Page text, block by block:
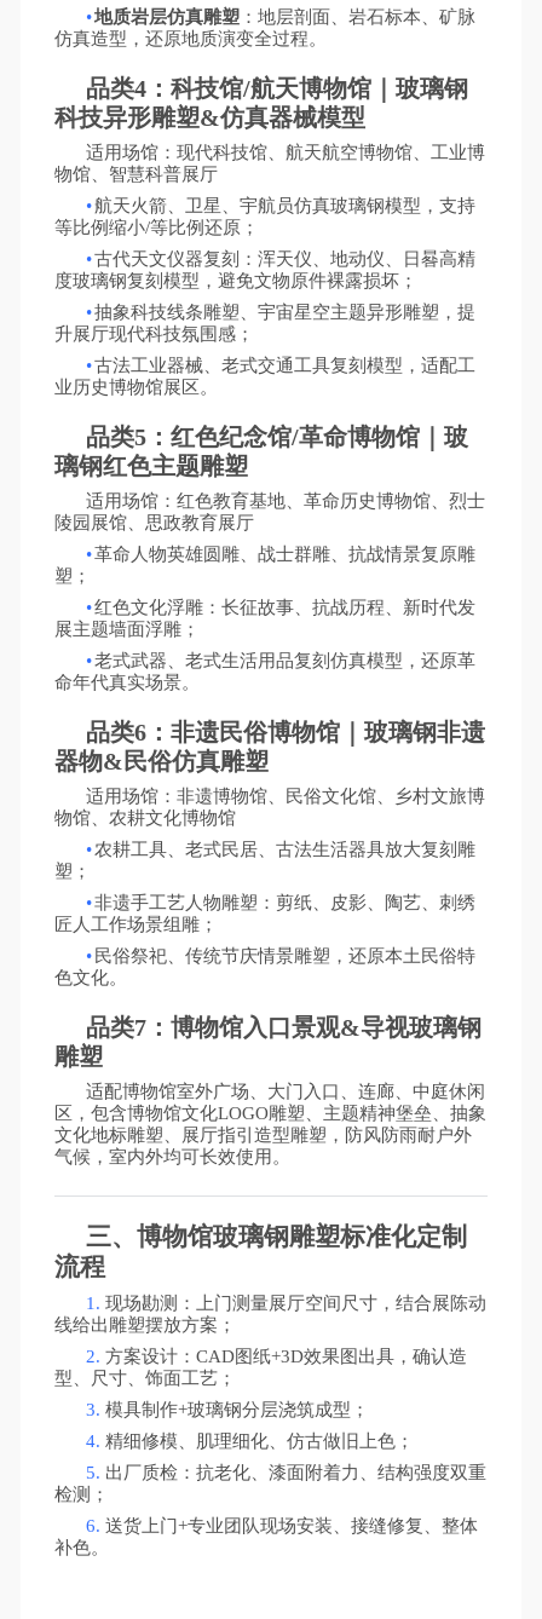
•地质岩层仿真雕塑：地层剖面、岩石标本、矿脉
仿真造型，还原地质演变全过程。
品类4：科技馆/航天博物馆｜玻璃钢
科技异形雕塑&仿真器械模型
适用场馆：现代科技馆、航天航空博物馆、工业博
物馆、智慧科普展厅
•航天火箭、卫星、宇航员仿真玻璃钢模型，支持
等比例缩小/等比例还原；
•古代天文仪器复刻：浑天仪、地动仪、日晷高精
度玻璃钢复刻模型，避免文物原件裸露损坏；
•抽象科技线条雕塑、宇宙星空主题异形雕塑，提
升展厅现代科技氛围感；
•古法工业器械、老式交通工具复刻模型，适配工
业历史博物馆展区。
品类5：红色纪念馆/革命博物馆｜玻
璃钢红色主题雕塑
适用场馆：红色教育基地、革命历史博物馆、烈士
陵园展馆、思政教育展厅
•革命人物英雄圆雕、战士群雕、抗战情景复原雕
塑；
•红色文化浮雕：长征故事、抗战历程、新时代发
展主题墙面浮雕；
•老式武器、老式生活用品复刻仿真模型，还原革
命年代真实场景。
品类6：非遗民俗博物馆｜玻璃钢非遗
器物&民俗仿真雕塑
适用场馆：非遗博物馆、民俗文化馆、乡村文旅博
物馆、农耕文化博物馆
•农耕工具、老式民居、古法生活器具放大复刻雕
塑；
•非遗手工艺人物雕塑：剪纸、皮影、陶艺、刺绣
匠人工作场景组雕；
• 民俗祭祀、传统节庆情景雕塑，还原本土民俗特
色文化。
品类7：博物馆入口景观&导视玻璃钢
雕塑
适配博物馆室外广场、大门入口、连廊、中庭休闲
区，包含博物馆文化LOGO雕塑、主题精神堡垒、抽象
文化地标雕塑、展厅指引造型雕塑，防风防雨耐户外
气候，室内外均可长效使用。
三、博物馆玻璃钢雕塑标准化定制
流程
1. 现场勘测：上门测量展厅空间尺寸，结合展陈动
线给出雕塑摆放方案；
2. 方案设计： CAD图纸+3D效果图出具，确认造
型、尺寸、饰面工艺；
3. 模具制作+玻璃钢分层浇筑成型；
4. 精细修模、肌理细化、仿古做旧上色；
5. 出厂质检：抗老化、漆面附着力、结构强度双重
检测；
6. 送货上门+专业团队现场安装、接缝修复、整体
补色。